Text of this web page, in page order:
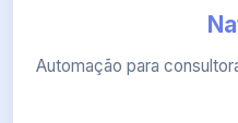
Automação para